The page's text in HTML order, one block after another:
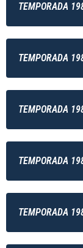
TEMPORADA
TEMPORADA
TEMPORADA
TEMPORADA
TEMPORADA